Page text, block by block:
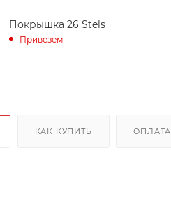
Покрышка 26 Stels
Привезем
КАК КУПИТЬ ОПЛАТА